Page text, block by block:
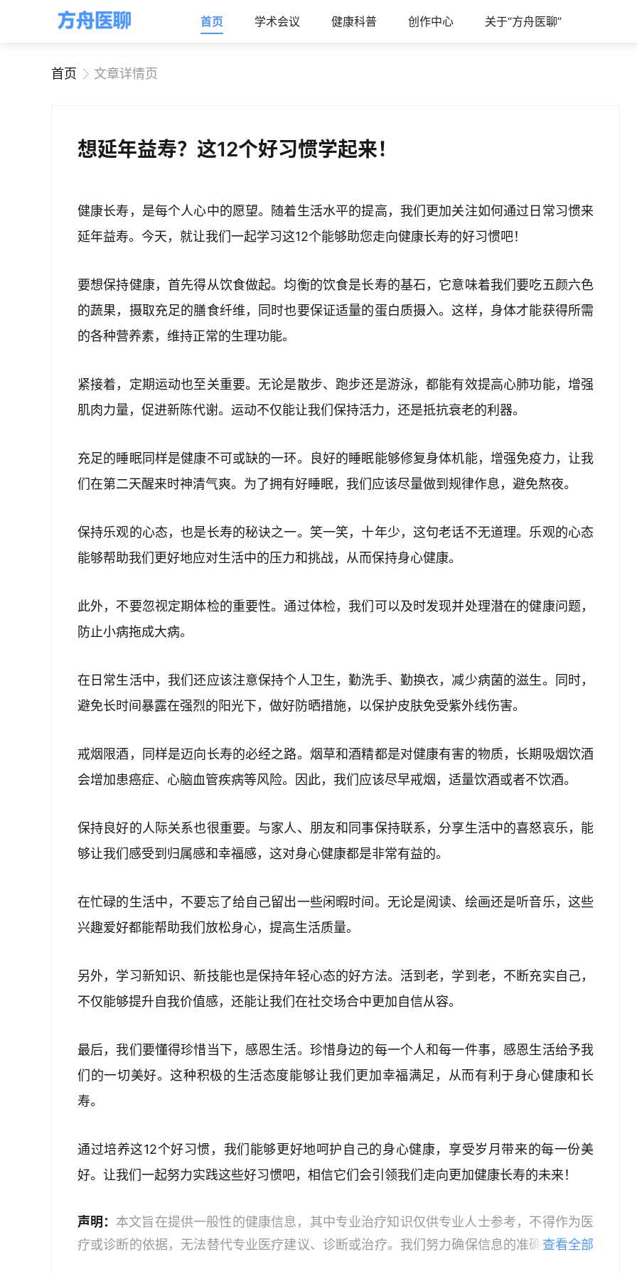
首页 学术会议 健康科普 创作中心 关于“方舟医聊”
首页 文章详情页
想延年益寿？这12个好习惯学起来！
健康长寿，是每个人心中的愿望。随着生活水平的提高，我们更加关注如何通过日常习惯来
延年益寿。今天，就让我们一起学习这12个能够助您走向健康长寿的好习惯吧！
要想保持健康，首先得从饮食做起。均衡的饮食是长寿的基石，它意味着我们要吃五颜六色
的蔬果，摄取充足的膳食纤维，同时也要保证适量的蛋白质摄入。这样，身体才能获得所需
的各种营养素，维持正常的生理功能。
紧接着，定期运动也至关重要。无论是散步、跑步还是游泳，都能有效提高心肺功能，增强
肌肉力量，促进新陈代谢。运动不仅能让我们保持活力，还是抵抗衰老的利器。
充足的睡眠同样是健康不可或缺的一环。良好的睡眠能够修复身体机能，增强免疫力，让我
们在第二天醒来时神清气爽。为了拥有好睡眠，我们应该尽量做到规律作息，避免熬夜。
保持乐观的心态，也是长寿的秘诀之一。笑一笑，十年少，这句老话不无道理。乐观的心态
能够帮助我们更好地应对生活中的压力和挑战，从而保持身心健康。
此外，不要忽视定期体检的重要性。通过体检，我们可以及时发现并处理潜在的健康问题，
防止小病拖成大病。
在日常生活中，我们还应该注意保持个人卫生，勤洗手、勤换衣，减少病菌的滋生。同时，
避免长时间暴露在强烈的阳光下，做好防晒措施，以保护皮肤免受紫外线伤害。
戒烟限酒，同样是迈向长寿的必经之路。烟草和酒精都是对健康有害的物质，长期吸烟饮酒
会增加患癌症、心脑血管疾病等风险。因此，我们应该尽早戒烟，适量饮酒或者不饮酒。
保持良好的人际关系也很重要。与家人、朋友和同事保持联系，分享生活中的喜怒哀乐，能
够让我们感受到归属感和幸福感，这对身心健康都是非常有益的。
在忙碌的生活中，不要忘了给自己留出一些闲暇时间。无论是阅读、绘画还是听音乐，这些
兴趣爱好都能帮助我们放松身心，提高生活质量。
另外，学习新知识、新技能也是保持年轻心态的好方法。活到老，学到老，不断充实自己，
不仅能够提升自我价值感，还能让我们在社交场合中更加自信从容。
最后，我们要懂得珍惜当下，感恩生活。珍惜身边的每一个人和每一件事，感恩生活给予我
们的一切美好。这种积极的生活态度能够让我们更加幸福满足，从而有利于身心健康和长
寿。
通过培养这12个好习惯，我们能够更好地呵护自己的身心健康，享受岁月带来的每一份美
好。让我们一起努力实践这些好习惯吧，相信它们会引领我们走向更加健康长寿的未来！
声明： 本文旨在提供一般性的健康信息，其中专业治疗知识仅供专业人士参考，不得作为医
疗或诊断的依据，无法替代专业医疗建议、诊断或治疗。我们努力确保信息的准确性，但本
查看全部